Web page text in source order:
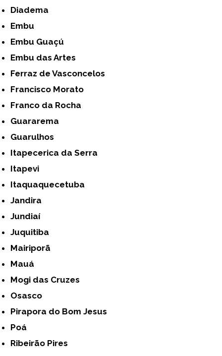
Diadema
Embu
Embu Guaçú
Embu das Artes
Ferraz de Vasconcelos
Francisco Morato
Franco da Rocha
Guararema
Guarulhos
Itapecerica da Serra
Itapevi
Itaquaquecetuba
Jandira
Jundiaí
Juquitiba
Mairiporã
Mauá
Mogi das Cruzes
Osasco
Pirapora do Bom Jesus
Poá
Ribeirão Pires